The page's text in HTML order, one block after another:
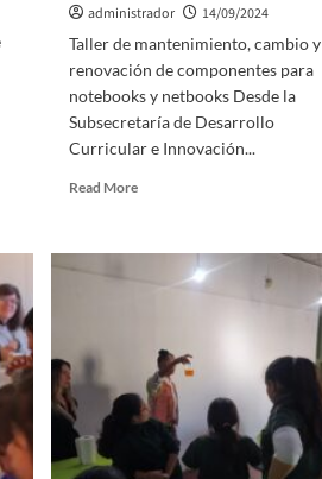
administrador
14/09/2024
Taller de mantenimiento, cambio y
renovación de componentes para
notebooks y netbooks Desde la
Subsecretaría de Desarrollo
Curricular e Innovación...
Read More